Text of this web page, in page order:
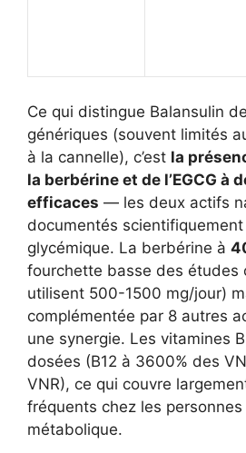
Ce qui distingue Balansulin
génériques (souvent limités
à la cannelle), c’est la
la berbérine et de l’EGCG à
efficaces — les deux actifs
documentés
glycémique. La berbérine à
fourchette basse des études
utilisent 500-1500 mg/jour)
complémentée par 8 autres
une synergie. Les vitamines
dosées (B12 à 3600% des
VNR), ce qui couvre
fréquents chez les
métabolique.